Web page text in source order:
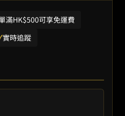
滿HK$500可享免運費
實時追蹤